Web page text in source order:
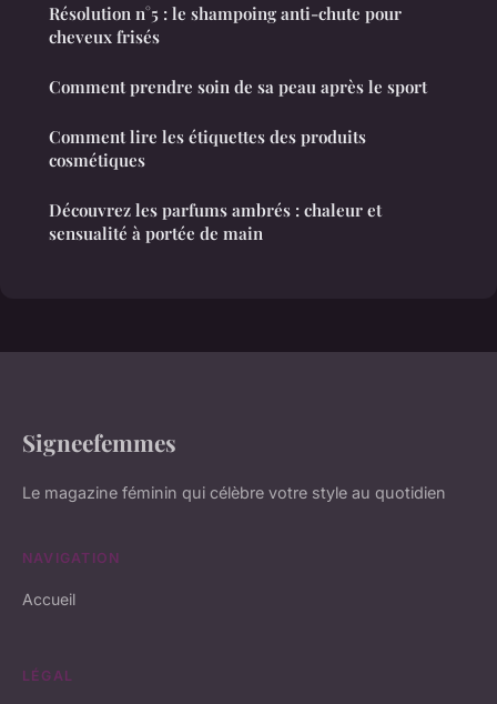
Résolution n°5 : le shampoing anti-chute pour
cheveux frisés
Comment prendre soin de sa peau après le sport
Comment lire les étiquettes des produits
cosmétiques
Découvrez les parfums ambrés : chaleur et
sensualité à portée de main
Signeefemmes
Le magazine féminin qui célèbre votre style au quotidien
NAVIGATION
Accueil
LÉGAL